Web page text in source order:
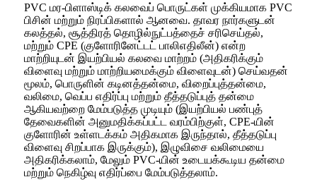
PVC மர-பிளாஸ்டிக் கலவைப் பொருட்கள் முக்கியமாக PVC
பிசின் மற்றும் நிரப்பிகளால் ஆனவை. தாவர நார்களுடன்
கலத்தல், சூத்திரத் தொழில்நுட்பத்தைச் சரிசெய்தல்,
மற்றும் CPE (குளோரினேட்டட் பாலிஎதிலீன்) என்ற
மாற்றியுடன் இயற்பியல் கலவை மாற்றம் (அதிகரிக்கும்
விளைவு மற்றும் மாற்றியமைக்கும் விளைவுடன்) செய்வதன்
மூலம், பொருளின் கடினத்தன்மை, விறைப்புத்தன்மை,
வலிமை, வெப்ப எதிர்ப்பு மற்றும் தீத்தடுப்புத் தன்மை
ஆகியவற்றை மேம்படுத்த முடியும் (இயற்பியல் பண்புத்
தேவைகளின் அனுமதிக்கப்பட்ட வரம்பிற்குள், CPE-யின்
குளோரின் உள்ளடக்கம் அதிகமாக இருந்தால், தீத்தடுப்பு
விளைவு சிறப்பாக இருக்கும்), இழுவிசை வலிமையை
அதிகரிக்கலாம், மேலும் PVC-யின் உடையக்கூடிய தன்மை
மற்றும் நெகிழ்வு எதிர்ப்பை மேம்படுத்தலாம்.